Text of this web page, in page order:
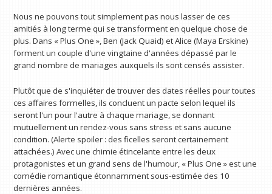
Nous ne pouvons tout simplement pas nous lasser de ces
amitiés à long terme qui se transforment en quelque chose de
plus. Dans « Plus One », Ben (Jack Quaid) et Alice (Maya Erskine)
forment un couple d'une vingtaine d'années dépassé par le
grand nombre de mariages auxquels ils sont censés assister.
Plutôt que de s'inquiéter de trouver des dates réelles pour toutes
ces affaires formelles, ils concluent un pacte selon lequel ils
seront l'un pour l'autre à chaque mariage, se donnant
mutuellement un rendez-vous sans stress et sans aucune
condition. (Alerte spoiler : des ficelles seront certainement
attachées.) Avec une chimie étincelante entre les deux
protagonistes et un grand sens de l'humour, « Plus One » est une
comédie romantique étonnamment sous-estimée des 10
dernières années.